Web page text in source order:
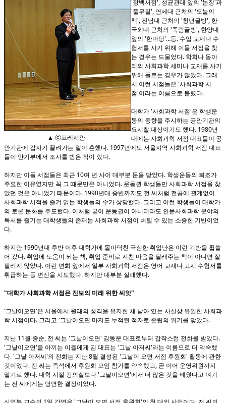
▲ ⓒ프레시안
'장백서점', 성균관대 앞의 '논장'과
'풀무질', 연세대 근처의 '오늘의
책', 전남대 근처의 '청년글방', 한
국외대 근처의 '죽림글방', 한양대
앞의 '한마당'…등. 수업 교재나 수
험서를 사기 위해 이들 서점을 찾
는 경우는 드물었다. 학회나 동아
리의 사회과학 세미나 교재를 사기
위해 들르는 경우가 많았다. 그래
서 이런 서점들은 '사회과학 서
점'이라는 이름으로 불렸다.
대학가 '사회과학 서점'은 학생운
동의 동향을 주시하는 공안기관의
요시찰 대상이기도 했다. 1980년
대에는 사회과학 서점 대표들이 공
안기관에 갑자기 끌려가는 일이 흔했다. 1997년에도 서울지역 사회과학 서점 대표
들이 안기부에서 조사를 받은 적이 있다.
하지만 이들 서점들은 최근 10여 년 사이 대부분 문을 닫았다. 학생운동의 퇴조가
주요한 이유였지만 꼭 그 때문만은 아니었다. 운동권 학생들만 사회과학 서점을 찾
았던 것은 아니었기 때문이다. 1990년대 중반까지도 전 씨처럼 전공에 관계없이
사회과학 서적을 즐겨 읽는 학생들의 수가 상당했다. 그리고 이런 학생들이 대학가
의 토론 문화를 주도했다. 이처럼 굳이 운동권이 아니더라도 인문사회과학 분야의
독서를 즐기는 대학생들의 존재는 사회과학 서점이 버틸 수 있는 소중한 기반이었
다.
하지만 1990년대 후반 이후 대학가에 몰아닥친 극심한 취업난은 이런 기반을 휩쓸
어 갔다. 취업에 도움이 되는 책, 취업 준비로 지친 마음을 달래주는 책이 아니면 잘
팔리지 않았다. 이런 변화 앞에서 일부 사회과학 서점은 영어 교재나 고시 수험서를
취급하는 등 변신을 시도했다. 하지만 대부분 실패했다.
"대학가 사회과학 서점은 진보의 미래 위한 씨앗"
'그날이오면'은 서울에서 원래의 성격을 유지한 채 남아 있는 사실상 유일한 사회과
학 서점이다. 그리고 '그날이오면'마저도 누적된 적자로 존립의 위기를 맞았다.
지난 11월 중순, 전 씨는 '그날이오면' 김동운 대표로부터 갑작스런 전화를 받았다.
'그날이오면'을 아끼는 이들에게 김 대표는 '그날 아저씨'라는 이름으로 더 익숙했
다. '그날 아저씨'의 전화는 지난 8월 결성된 '그날이 오면 서점 후원회' 활동에 관한
것이었다. 전 씨는 즉석에서 후원회 모임 참가를 약속했고, 곧 이어 운영위원까지
맡기로 했다. 대학 시절 강의실보다 '그날이오면'에서 더 많은 것을 배웠다고 여기
는 전 씨에게는 당연한 결정이었다.